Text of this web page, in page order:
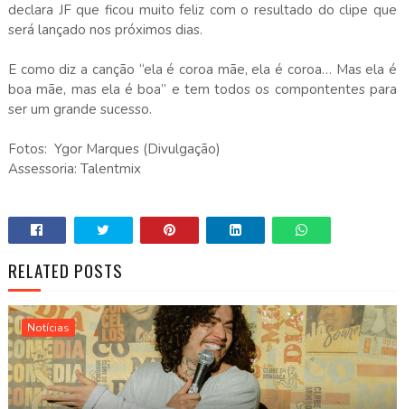
declara JF que ficou muito feliz com o resultado do clipe que
será lançado nos próximos dias.
E como diz a canção “ela é coroa mãe, ela é coroa… Mas ela é
boa mãe, mas ela é boa” e tem todos os compontentes para
ser um grande sucesso.
Fotos: Ygor Marques (Divulgação)
Assessoria: Talentmix
RELATED POSTS
Notícias